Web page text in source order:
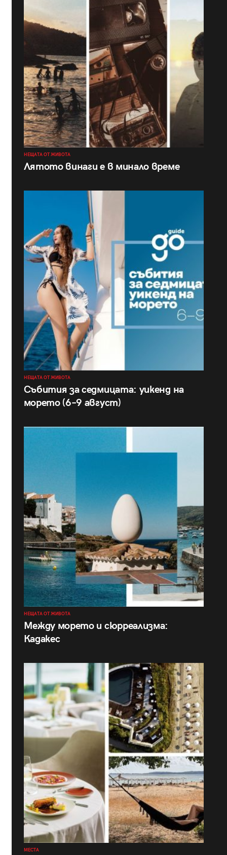
НЕЩАТА ОТ ЖИВОТА
Лятото винаги е в минало време
НЕЩАТА ОТ ЖИВОТА
Събития за седмицата: уикенд на
морето (6–9 август)
НЕЩАТА ОТ ЖИВОТА
Между морето и сюрреализма:
Кадакес
МЕСТА